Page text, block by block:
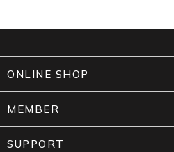
ONLINE SHOP
MEMBER
SUPPORT